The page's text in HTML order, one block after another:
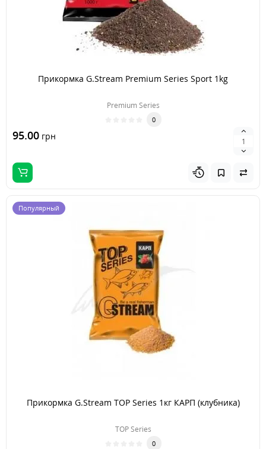
Прикормка G.Stream Premium Series Sport 1kg
Premium Series
0
95.00 грн
Популярный
Прикормка G.Stream TOP Series 1кг КАРП (клубника)
TOP Series
0